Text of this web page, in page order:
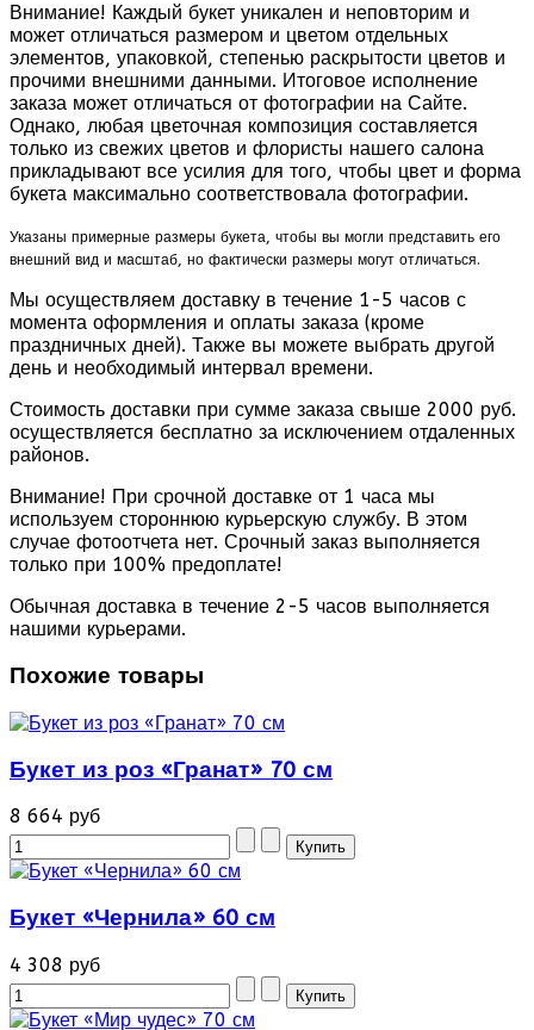
Внимание! Каждый букет уникален и неповторим и
может отличаться размером и цветом отдельных
элементов, упаковкой, степенью раскрытости цветов и
прочими внешними данными. Итоговое исполнение
заказа может отличаться от фотографии на Сайте.
Однако, любая цветочная композиция составляется
только из свежих цветов и флористы нашего салона
прикладывают все усилия для того, чтобы цвет и форма
букета максимально соответствовала фотографии.
Указаны примерные размеры букета, чтобы вы могли представить его
внешний вид и масштаб, но фактически размеры могут отличаться.
Мы осуществляем доставку в течение 1-5 часов с
момента оформления и оплаты заказа (кроме
праздничных дней). Также вы можете выбрать другой
день и необходимый интервал времени.
Стоимость доставки при сумме заказа свыше 2000 руб.
осуществляется бесплатно за исключением отдаленных
районов.
Внимание! При срочной доставке от 1 часа мы
используем стороннюю курьерскую службу. В этом
случае фотоотчета нет. Срочный заказ выполняется
только при 100% предоплате!
Обычная доставка в течение 2-5 часов выполняется
нашими курьерами.
Похожие товары
Букет из роз «Гранат» 70 см
8 664 руб
Букет «Чернила» 60 см
4 308 руб